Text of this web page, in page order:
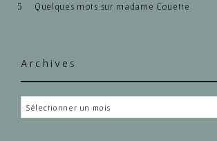
Quelques mots sur madame Couette
Archives
Archives